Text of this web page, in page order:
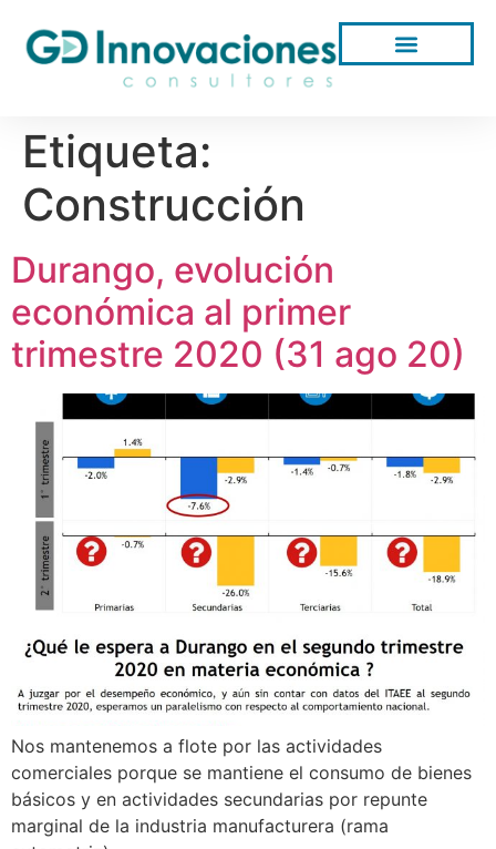
Etiqueta:
Construcción
Durango, evolución
económica al primer
trimestre 2020 (31 ago 20)
Nos mantenemos a flote por las actividades
comerciales porque se mantiene el consumo de bienes
básicos y en actividades secundarias por repunte
marginal de la industria manufacturera (rama